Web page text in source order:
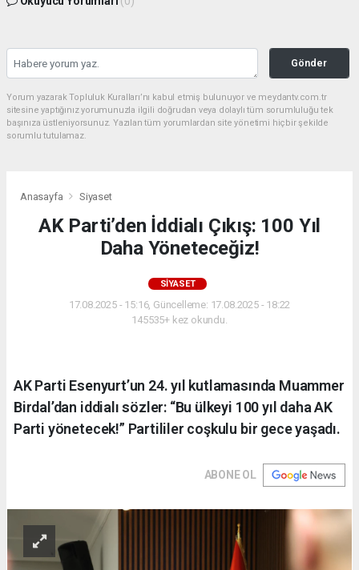
Gönder
Yorum yazarak Topluluk Kuralları’nı kabul etmiş bulunuyor ve meydantv.com.tr
sitesine yaptığınız yorumunuzla ilgili doğrudan veya dolaylı tüm sorumluluğu tek
başınıza üstleniyorsunuz. Yazılan tüm yorumlardan site yönetimi hiçbir şekilde
sorumlu tutulamaz.
Anasayfa Siyaset
AK Parti’den İddialı Çıkış: 100 Yıl
Daha Yöneteceğiz!
SIYASET
17.08.2025 - 15:16, Güncelleme: 17.08.2025 - 18:22
145535+ kez okundu.
AK Parti Esenyurt’un 24. yıl kutlamasında Muammer
Birdal’dan iddialı sözler: “Bu ülkeyi 100 yıl daha AK
Parti yönetecek!” Partililer coşkulu bir gece yaşadı.
ABONE OL